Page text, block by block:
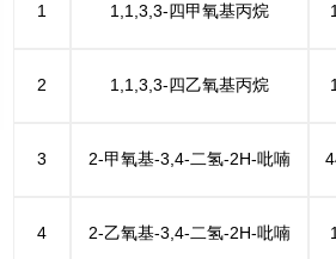
1 1,1,3,3-四甲氧基丙烷
2 1,1,3,3-四乙氧基丙烷
3 2-甲氧基-3,4-二氢-2H-吡喃
4 2-乙氧基-3,4-二氢-2H-吡喃